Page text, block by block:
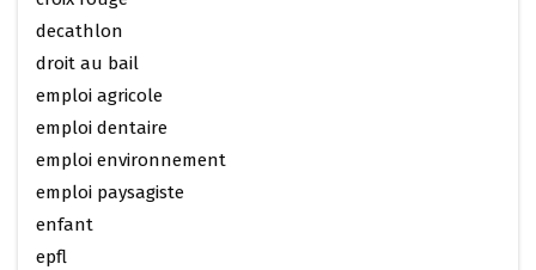
decathlon
droit au bail
emploi agricole
emploi dentaire
emploi environnement
emploi paysagiste
enfant
epfl